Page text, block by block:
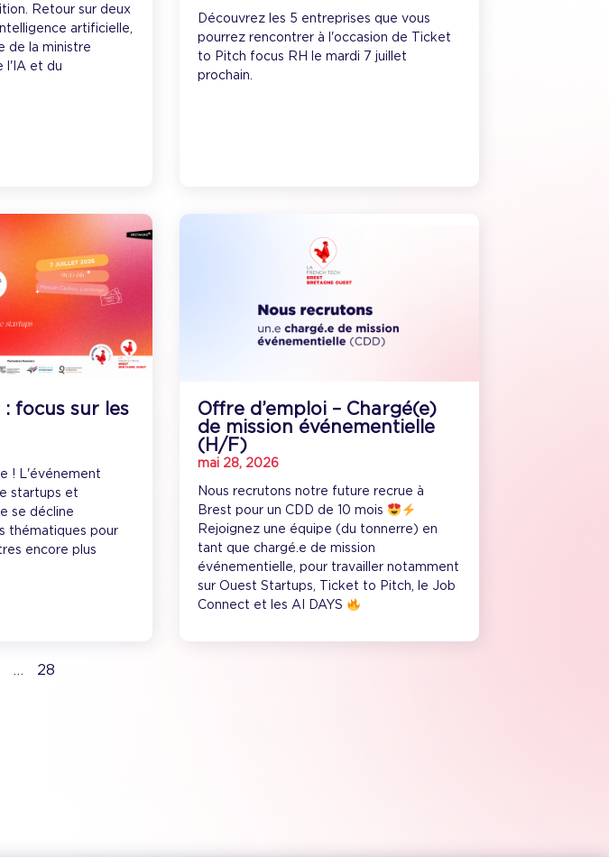
Retour sur deux
artificielle,
de la ministre
l'IA et du
Découvrez les 5 entreprises que vous
pourrez rencontrer à l'occasion de Ticket
to Pitch focus RH le mardi 7 juillet
prochain.
focus sur les
! L'événement
startups et
se décline
thématiques pour
encore plus
Offre d’emploi – Chargé(e)
de mission événementielle
(H/F)
mai 28, 2026
Nous recrutons notre future recrue à
Brest pour un CDD de 10 mois
Rejoignez une équipe (du tonnerre) en
tant que chargé.e de mission
événementielle, pour travailler notamment
sur Ouest Startups, Ticket to Pitch, le Job
Connect et les AI DAYS
… 28